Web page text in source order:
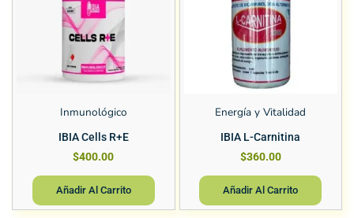
Inmunológico
IBIA Cells R+E
$400.00
Añadir Al Carrito
Energía y Vitalidad
IBIA L-Carnitina
$360.00
Añadir Al Carrito